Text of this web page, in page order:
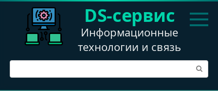
Перейти
DS-сервис
Информационные
технологии и связь
Поиск: